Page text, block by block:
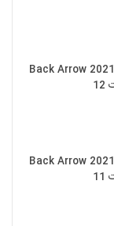
انیمیشن بک ارو Back Arrow 2021
انیمیشن بک ارو Back Arrow 2021